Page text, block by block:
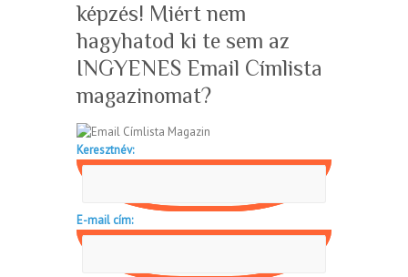
képzés! Miért nem
hagyhatod ki te sem az
INGYENES Email Címlista
magazinomat?
Keresztnév:
E-mail cím: